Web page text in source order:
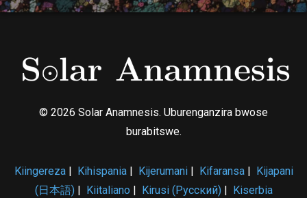
© 2026 Solar Anamnesis. Uburenganzira bwose
burabitswe.
Kiingereza| Kihispania| Kijerumani| Kifaransa|
Kijapani
(日本語)| Kiitaliano Kirusi (Русский)|
Kiserbia